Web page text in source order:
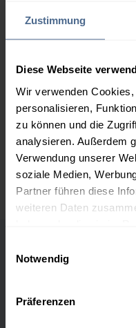
Zustimmung
Diese Webseite
Wir verwenden
personalisieren,
zu können und die
analysieren. Außerdem
Verwendung unserer
soziale Medien,
Partner führen diese
weiteren Daten
Notwendig
Präferenzen
5.000 Liter
Preise für Heizöl in
Liter inkl. MwSt.
Höchst-